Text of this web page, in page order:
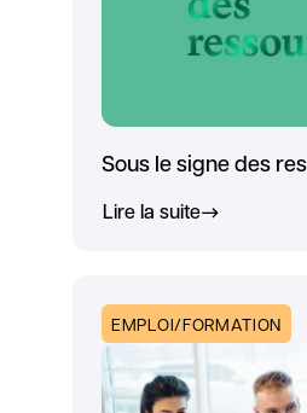
Sous le signe des
Lire la suite
EMPLOI/FORMATION